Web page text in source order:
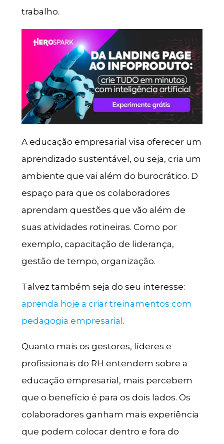
trabalho.
A educação empresarial visa oferecer um
aprendizado sustentável, ou seja, cria um
ambiente que vai além do burocrático. D
espaço para que os colaboradores
aprendam questões que vão além de
suas atividades rotineiras. Como por
exemplo, capacitação de liderança,
gestão de tempo, organização.
Talvez também seja do seu interesse:
aprenda hoje a criar treinamentos com
pedagogia empresarial.
Quanto mais os gestores, líderes e
profissionais do RH entendem sobre a
educação empresarial, mais percebem
que o benefício é para os dois lados. Os
colaboradores ganham mais experiência
que podem colocar dentro e fora do